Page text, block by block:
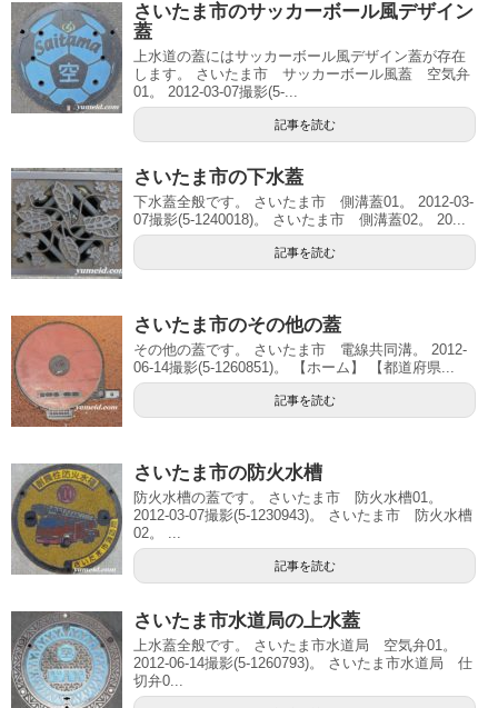
さいたま市のサッカーボール風デザイン
蓋
上水道の蓋にはサッカーボール風デザイン蓋が存在
します。 さいたま市 サッカーボール風蓋 空気弁
01。 2012-03-07撮影(5-...
記事を読む
さいたま市の下水蓋
下水蓋全般です。 さいたま市 側溝蓋01。 2012-03-
07撮影(5-1240018)。 さいたま市 側溝蓋02。 20...
記事を読む
さいたま市のその他の蓋
その他の蓋です。 さいたま市 電線共同溝。 2012-
06-14撮影(5-1260851)。 【ホーム】 【都道府県...
記事を読む
さいたま市の防火水槽
防火水槽の蓋です。 さいたま市 防火水槽01。
2012-03-07撮影(5-1230943)。 さいたま市 防火水槽
02。 ...
記事を読む
さいたま市水道局の上水蓋
上水蓋全般です。 さいたま市水道局 空気弁01。
2012-06-14撮影(5-1260793)。 さいたま市水道局 仕
切弁0...